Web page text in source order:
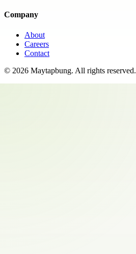
Company
About
Careers
Contact
© 2026 Maytapbung. All rights reserved.